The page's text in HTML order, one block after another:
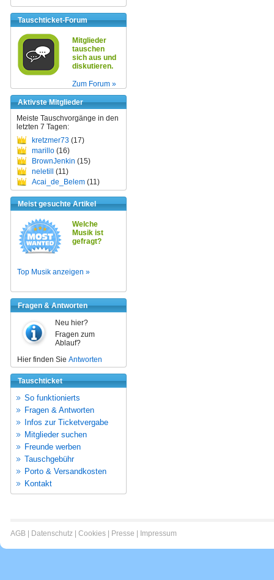
Tauschticket-Forum
Mitglieder
tauschen
sich aus und
diskutieren.
Zum Forum »
Aktivste Mitglieder
Meiste Tauschvorgänge in den
letzten 7 Tagen:
kretzmer73 (17)
marillo (16)
BrownJenkin (15)
neletill
(11)
Acai_de_Belem (11)
Meist gesuchte Artikel
Welche
Musik ist
gefragt?
Top Musik anzeigen »
Fragen & Antworten
Neu hier?
Fragen zum
Ablauf?
Hier finden Sie Antworten
Tauschticket
So funktionierts
Fragen & Antworten
Infos zur Ticketvergabe
Mitglieder suchen
Freunde werben
Tauschgebühr
Porto & Versandkosten
Kontakt
AGB Datenschutz Cookies Presse Impressum